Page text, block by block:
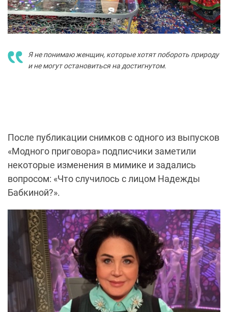
Я не понимаю женщин, которые хотят побороть природу
и не могут остановиться на достигнутом.
После публикации снимков с одного из выпусков
«Модного приговора» подписчики заметили
некоторые изменения в мимике и задались
вопросом: «Что случилось с лицом Надежды
Бабкиной?».